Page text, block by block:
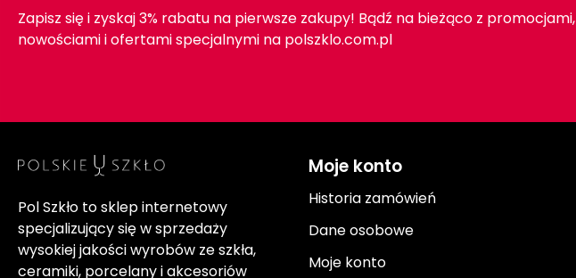
Zapisz się i zyskaj 3% rabatu na pierwsze zakupy! Bądź na bieżąco z promocjami,
nowościami i ofertami specjalnymi na polszklo.com.pl
Pol Szkło to sklep internetowy
specjalizujący się w sprzedaży
wysokiej jakości wyrobów ze szkła,
ceramiki, porcelany i akcesoriów
Moje konto
Historia zamówień
Dane osobowe
Moje konto